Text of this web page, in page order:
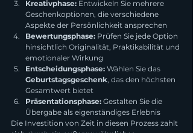
Kreativphase: Entwickeln Sie mehrere
Geschenkoptionen, die verschiedene
Aspekte der Persönlichkeit ansprechen
Bewertungsphase: Prüfen Sie jede Option
hinsichtlich Originalität, Praktikabilität und
emotionaler Wirkung
Entscheidungsphase: Wählen Sie das
Geburtstagsgeschenk, das den höchsten
Gesamtwert bietet
Präsentationsphase: Gestalten Sie die
Übergabe als eigenständiges Erlebnis
Die Investition von Zeit in diesen Prozess zahlt